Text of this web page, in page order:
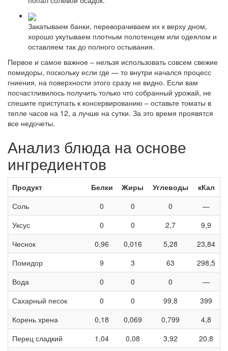
Закатываем банки, переворачиваем их к верху дном,
хорошо укутываем плотным полотенцем или одеялом и
оставляем так до полного остывания.
Первое и самое важное – нельзя использовать совсем свежие
помидоры, поскольку если где — то внутри начался процесс
гниения, на поверхности этого сразу не видно. Если вам
посчастливилось получить только что собранный урожай, не
спешите приступать к консервированию – оставьте томаты в
тепле часов на 12, а лучше на сутки. За это время проявятся
все недочеты.
Анализ блюда на основе
ингредиентов
Продукт Белки Жиры Углеводы
кКал
Соль
0 0 0
—
Уксус
0 0 2,7
9,9
Чеснок
0,96 0,016 5,28
23,84
Помидор
9 3 63
298,5
Вода
0 0 0
—
Сахарный песок
0 0 99,8
399
Корень хрена
0,18 0,069 0,799
4,8
Перец сладкий
1,04 0,08 3,92
20,8